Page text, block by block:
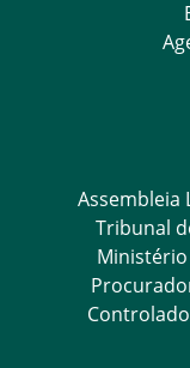
Assembleia
Tribunal